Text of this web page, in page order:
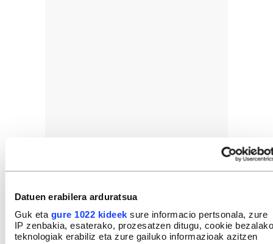
Datuen erabilera arduratsua
Guk eta gure 1022 kideek sure informacio pertsonala, zure
IP zenbakia, esaterako, prozesatzen ditugu, cookie bezalako
teknologiak erabiliz eta zure gailuko informazioak azitzen